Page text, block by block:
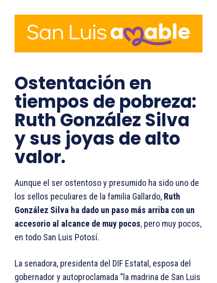
Ostentación en
tiempos de pobreza:
Ruth González Silva
y sus joyas de alto
valor.
Aunque el ser ostentoso y presumido ha sido uno de
los sellos peculiares de la familia Gallardo, Ruth
González Silva ha dado un paso más arriba con un
accesorio al alcance de muy pocos, pero muy pocos,
en todo San Luis Potosí.
La senadora, presidenta del DIF Estatal, esposa del
gobernador y autoproclamada “la madrina de San Luis